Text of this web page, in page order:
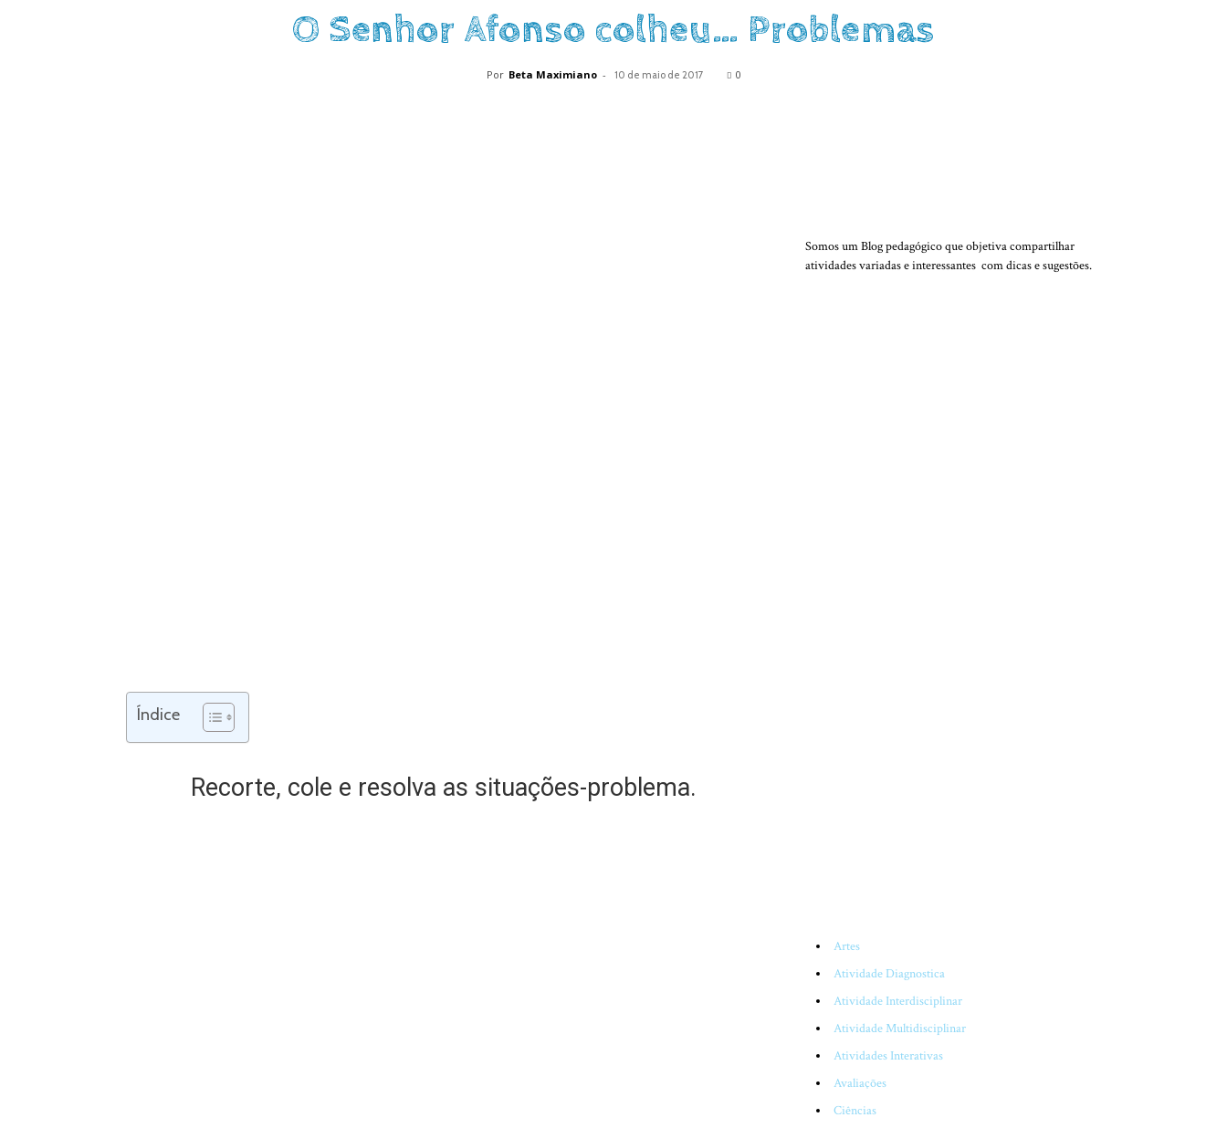
O Senhor Afonso colheu… Problemas
Por Beta Maximiano - 10 de maio de 2017 0
Índice
Recorte, cole e resolva as situações-problema.
Somos um Blog pedagógico que objetiva compartilhar
atividades variadas e interessantes com dicas e sugestões.
Artes
Atividade Diagnostica
Atividade Interdisciplinar
Atividade Multidisciplinar
Atividades Interativas
Avaliações
Ciências